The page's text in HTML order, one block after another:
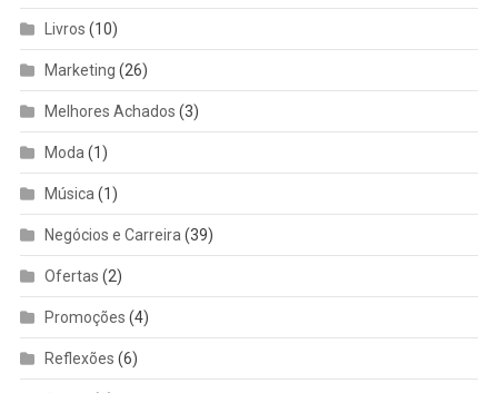
Livros (10)
Marketing (26)
Melhores Achados (3)
Moda(1)
Música(1)
Negócios e Carreira(39)
Ofertas (2)
Promoções (4)
Reflexões (6)